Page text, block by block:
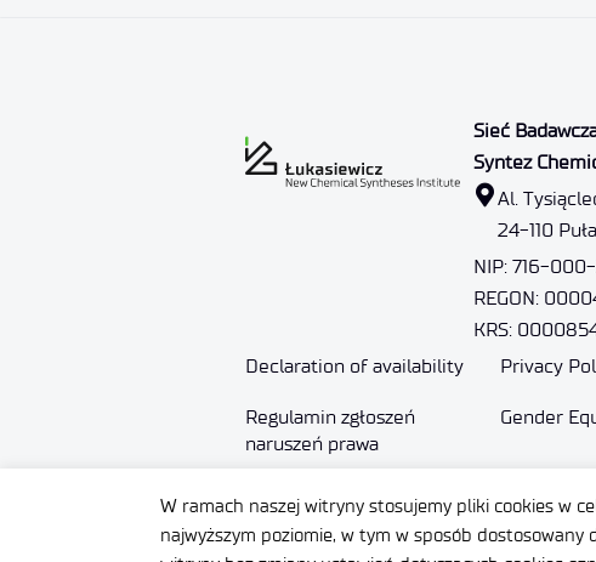
W ramach naszej witryny stosujemy pliki cookies w
najwyższym poziomie, w tym w sposób
Sieć
Syntez
Al.
24-110
NIP: 716-
REGON:
KRS:
Declaration of availability
Privacy
Regulamin zgłoszeń
naruszeń prawa
Gender
Site Map
Quality